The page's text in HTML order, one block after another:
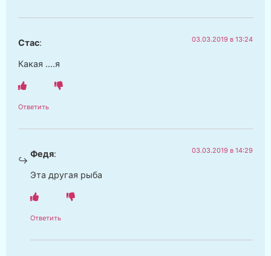
Стас: 03.03.2019 в 13:24
Какая ….я
Ответить
Федя: 03.03.2019 в 14:29
Эта другая рыба
Ответить